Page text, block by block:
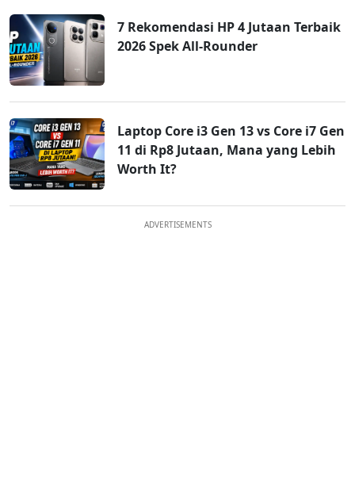
7 Rekomendasi HP 4 Jutaan Terbaik
2026 Spek All-Rounder
Laptop Core i3 Gen 13 vs Core i7 Gen
11 di Rp8 Jutaan, Mana yang Lebih
Worth It?
ADVERTISEMENTS